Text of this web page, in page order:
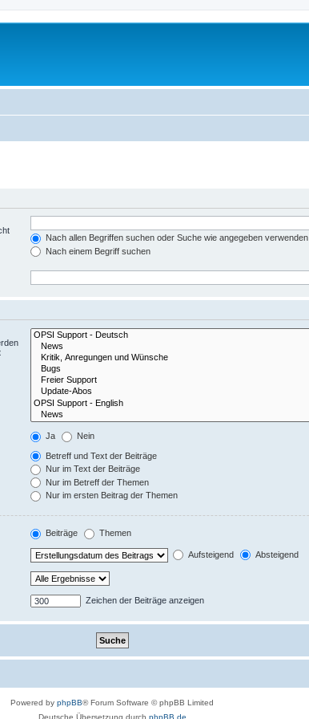
Nach allen Begriffen suchen oder Suche wie angegeben verwenden
Nach einem Begriff suchen
Ja Nein
Betreff und Text der Beiträge
Nur im Text der Beiträge
Nur im Betreff der Themen
Nur im ersten Beitrag der Themen
Beiträge Themen
Aufsteigend Absteigend
Zeichen der Beiträge anzeigen
Powered by phpBB® Forum Software © phpBB Limited
Deutsche Übersetzung durch phpBB.de